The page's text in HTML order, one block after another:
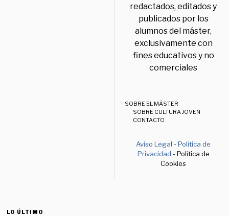
redactados, editados y
publicados por los
alumnos del máster,
exclusivamente con
fines educativos y no
comerciales
SOBRE EL MÁSTER
SOBRE CULTURA JOVEN
CONTACTO
Aviso Legal -Política de
Privacidad - Política de
Cookies
LO ÚLTIMO